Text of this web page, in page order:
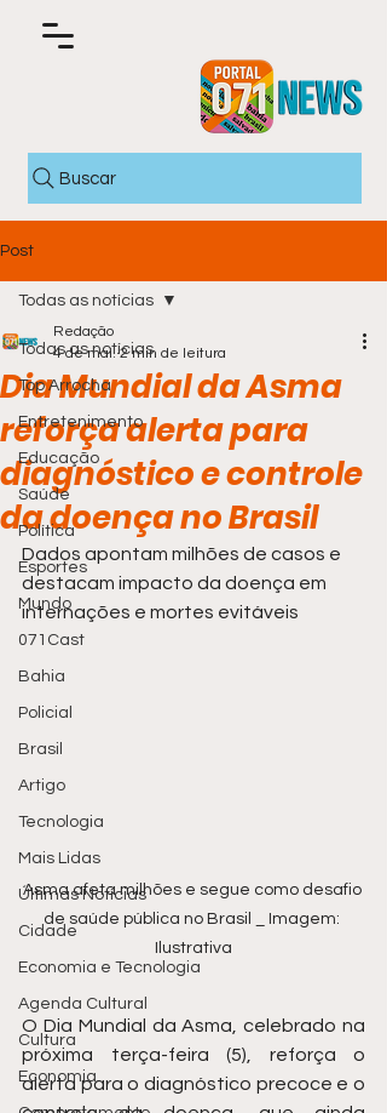
Buscar
Post
Todas as notícias
Top Arrocha
Entretenimento
Educação
Saúde
Política
Esportes
Mundo
071Cast
Bahia
Policial
Brasil
Artigo
Tecnologia
Mais Lidas
Últimas Notícias
Cidade
Economia e Tecnologia
Agenda Cultural
Cultura
Economia
Todas as notícias
Dia Mundial da Asma
reforça alerta para
diagnóstico e controle
da doença no Brasil
Redação
4 de mai. 2 min de leitura
Dados apontam milhões de casos e
destacam impacto da doença em
internações e mortes evitáveis
Asma afeta milhões e segue como desafio
de saúde pública no Brasil _ Imagem:
Ilustrativa
O Dia Mundial da Asma, celebrado na
próxima terça-feira (5), reforça o
alerta para o diagnóstico precoce e o